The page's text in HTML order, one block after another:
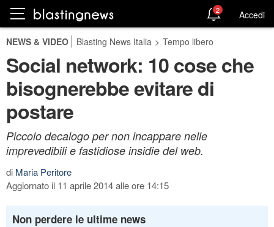
2 Accedi
NEWS & VIDEO Blasting News Italia > Tempo libero
Social network: 10 cose che
bisognerebbe evitare di
postare
Piccolo decalogo per non incappare nelle
imprevedibili e fastidiose insidie del web.
di Maria Peritore
Aggiornato il 11 aprile 2014 alle ore 14:15
Non perdere le ultime news